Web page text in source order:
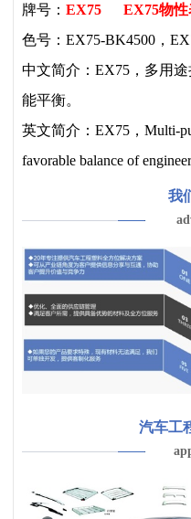
牌号： EX75
EX75物
色号：EX75-BK4500，
中文简介：EX75，多用
能平衡。
英文简介：EX75，Multi-
favorable balance of
我
汽车工